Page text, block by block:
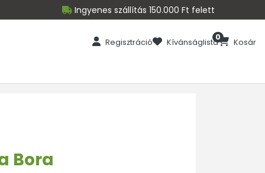
Ingyenes szállítás 150.000 Ft felett
Regisztráció Kívánságlista Kosár
0
Bora